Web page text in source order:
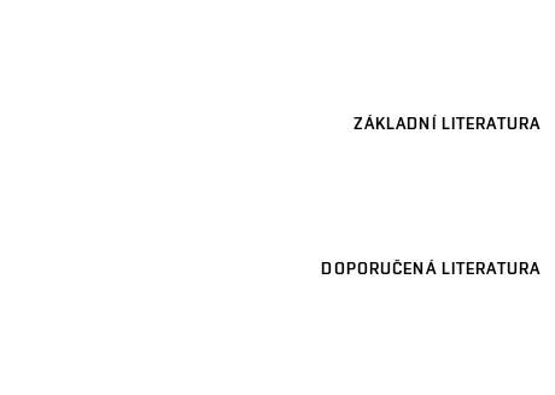
ZÁKLADNÍ LITERATURA
DOPORUČENÁ LITERATURA